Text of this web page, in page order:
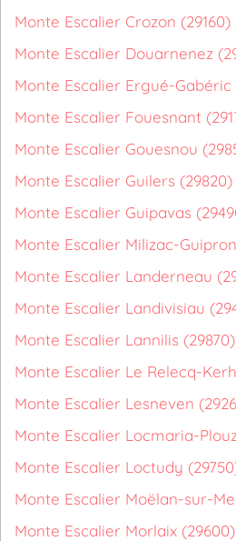
Monte Escalier Crozon (29160)
Monte Escalier Douarnenez
Monte Escalier Ergué-Gabéric
Monte Escalier Fouesnant
Monte Escalier Gouesnou
Monte Escalier Guilers (29820)
Monte Escalier Guipavas
Monte Escalier Milizac-
Monte Escalier Landerneau
Monte Escalier Landivisiau
Monte Escalier Lannilis (29870)
Monte Escalier Le Relecq-
Monte Escalier Lesneven
Monte Escalier Locmaria-
Monte Escalier Loctudy
Monte Escalier Moëlan-sur-
Monte Escalier Morlaix (29600)